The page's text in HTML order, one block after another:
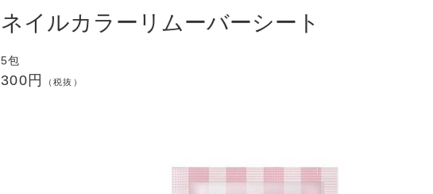
ネイルカラーリムーバーシート
5包
300円 （税抜）